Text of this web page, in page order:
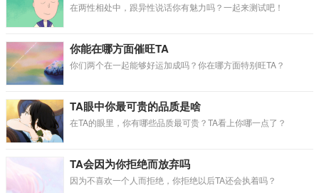
在两性相处中，跟异性说话你有魅力吗？一起来测试吧！
你能在哪方面催旺TA
你们两个在一起能够好运加成吗？你在哪方面特别旺TA？
TA眼中你最可贵的品质是啥
在TA的眼里，你有哪些品质最可贵？TA看上你哪一点了？
TA会因为你拒绝而放弃吗
因为不喜欢一个人而拒绝，你拒绝以后TA还会执着吗？